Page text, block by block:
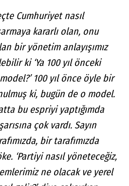
Cumhuriyet nasıl
kararlı olan, onu
bir yönetim anlayışımız
ki ‘Ya 100 yıl önceki
100 yıl önce öyle bir
ki, bugün de o model.
bu espriyi yaptığımda
çok vardı. Sayın
bir tarafımızda
‘Partiyi nasıl yöneteceğiz,
ne olacak ve yerel